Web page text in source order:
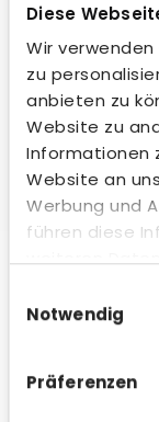
Diese
Wir
zu
anbieten zu
Website zu
Informationen
Website an
Werbung und
führen diese
weiteren
Nutzung der
Notwendig
Präferenzen
Posts und in
jeder Sprache
Vorgaben.
profitierst du
Auswertungen
Daten via API
genau dann